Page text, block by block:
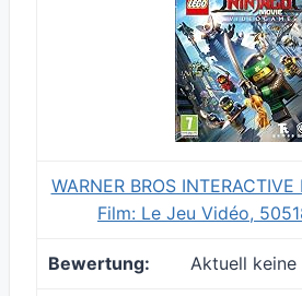
WARNER BROS
Film: Le Jeu Vidéo,
Aktuell